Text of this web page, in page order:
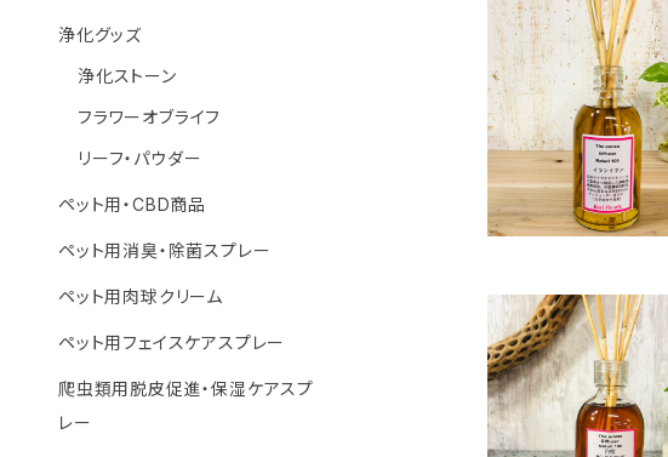
浄化グッズ
浄化ストーン
フラワーオブライフ
リーフ・パウダー
ペット用・CBD商品
ペット用消臭・除菌スプレー
ペット用肉球クリーム
ペット用フェイスケアスプレー
爬虫類用脱皮促進・保湿ケアスプ
レー